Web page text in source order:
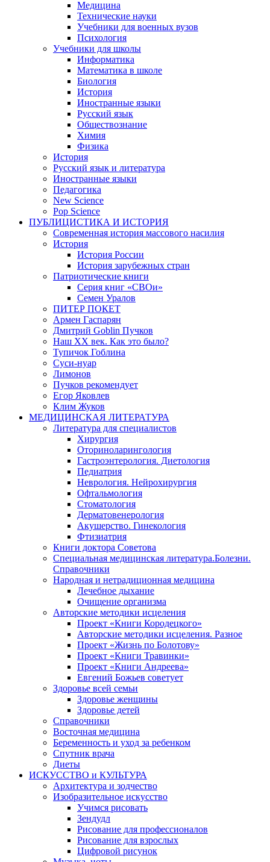
Медицина
Технические науки
Учебники для военных вузов
Психология
Учебники для школы
Информатика
Математика в школе
Биология
История
Иностранные языки
Русский язык
Обществознание
Химия
Физика
История
Русский язык и литература
Иностранные языки
Педагогика
New Science
Pop Science
ПУБЛИЦИСТИКА И ИСТОРИЯ
Современная история массового насилия
История
История России
История зарубежных стран
Патриотические книги
Серия книг «СВОи»
Семен Уралов
ПИТЕР ПОКЕТ
Армен Гаспарян
Дмитрий Goblin Пучков
Наш XX век. Как это было?
Тупичок Гоблина
Суси-нуар
Лимонов
Пучков рекомендует
Егор Яковлев
Клим Жуков
МЕДИЦИНСКАЯ ЛИТЕРАТУРА
Литература для специалистов
Хирургия
Оториноларингология
Гастроэнтерология. Диетология
Педиатрия
Неврология. Нейрохирургия
Офтальмология
Стоматология
Дерматовенерология
Акушерство. Гинекология
Фтизиатрия
Книги доктора Советова
Специальная медицинская литература.Болезни.
Справочники
Народная и нетрадиционная медицина
Лечебное дыхание
Очищение организма
Авторские методики исцеления
Проект «Книги Кородецкого»
Авторские методики исцеления. Разное
Проект «Жизнь по Болотову»
Проект «Книги Травинки»
Проект «Книги Андреева»
Евгений Божьев советует
Здоровье всей семьи
Здоровье женщины
Здоровье детей
Справочники
Восточная медицина
Беременность и уход за ребенком
Спутник врача
Диеты
ИСКУССТВО и КУЛЬТУРА
Архитектура и зодчество
Изобразительное искусство
Учимся рисовать
Зендудл
Рисование для профессионалов
Рисование для взрослых
Цифровой рисунок